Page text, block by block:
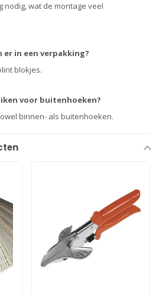
nodig, wat de montage veel
in een verpakking?
blokjes.
voor buitenhoeken?
binnen- als buitenhoeken.